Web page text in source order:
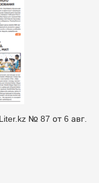
№ 87 от 6 авг.